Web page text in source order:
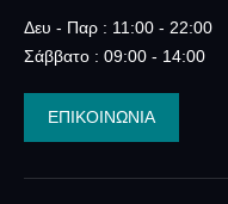
Δευ - Παρ : 11:00 - 22:00
Σάββατο : 09:00 - 14:00
ΕΠΙΚΟΙΝΩΝΙΑ